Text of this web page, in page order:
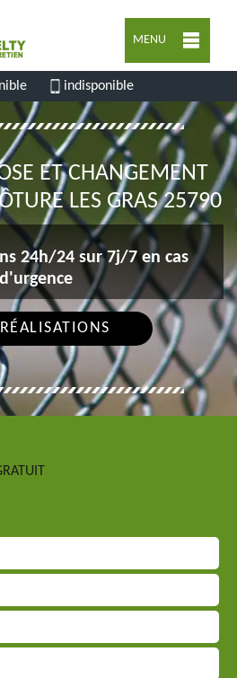
MENU
indisponible
ET CHANGEMENT
LES GRAS 25790
24h/24 sur 7j/7 en cas
d'urgence